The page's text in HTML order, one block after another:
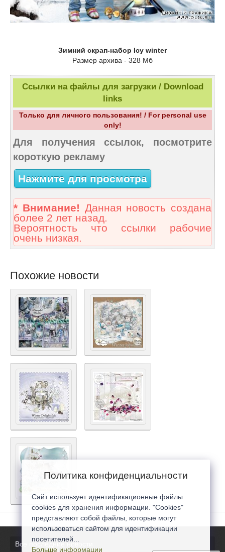
Зимний скрап-набор Icy winter
Размер архива - 328 Мб
Ссылки на файлы для загрузки / Download
links
Только для личного пользования! / For personal use
only!
Для получения ссылок, посмотрите
короткую рекламу
Нажмите для просмотра
* Внимание! Данная новость создана
более 2 лет назад.
Вероятность что ссылки рабочие
очень низкая.
Похожие новости
Все последние новости
Политика конфиденциальности
Сайт использует идентификационные файлы
cookies для хранения информации. "Cookies"
представляют собой файлы, которые могут
использоваться сайтом для идентификации
посетителей...
Больше информации